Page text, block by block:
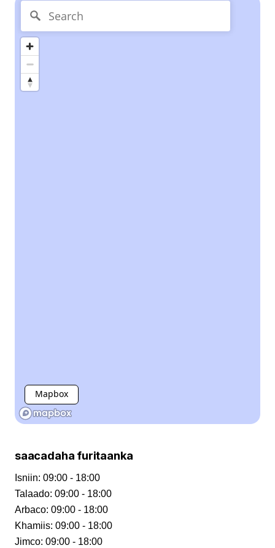
Mapbox
saacadaha furitaanka
Isniin: 09:00 - 18:00
Talaado: 09:00 - 18:00
Arbaco: 09:00 - 18:00
Khamiis: 09:00 - 18:00
Jimco: 09:00 - 18:00